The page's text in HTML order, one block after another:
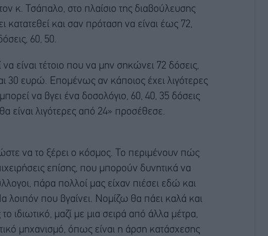
κ. Τσάπαλο, στο πλαίσιο της διαβούλευσης
κατατεθεί και σαν πρόταση να είναι έως 72,
60, 50.
είναι τέτοιο που να μην σηκώνει 72 δόσεις,
30 ευρώ. Επομένως αν κάποιος έχει λιγότερες
να βγει ένα δοσολόγιο, 60, 40, 35 δόσεις
είναι λιγότερες από 24» προσέθεσε.
να το ξέρει ο κόσμος. Το περιμένουν πώς
επίσης, που μπορούν δυνητικά να
πάρα πολλοί μας είχαν πιέσει εδώ και
λοιπόν που βγαίνει. Νομίζω θα πάει καλά και
ιδιωτικό, μαζί με μια σειρά από άλλα μέτρα,
μηχανισμό, όπως είναι η άρση κατάσχεσης